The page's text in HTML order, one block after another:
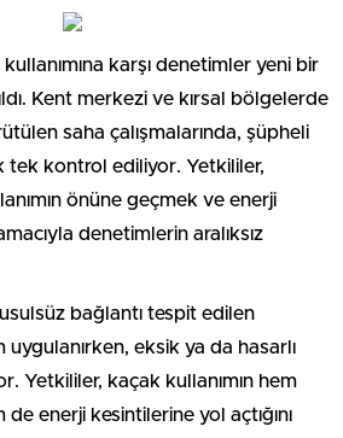
karşı denetimler yeni bir
Kent merkezi ve kırsal bölgelerde
saha çalışmalarında, şüpheli
tek kontrol ediliyor. Yetkililer,
önüne geçmek ve enerji
denetimlerin aralıksız
bağlantı tespit edilen
eksik ya da hasarlı
Yetkililer, kaçak kullanımın hem
enerji kesintilerine yol açtığını